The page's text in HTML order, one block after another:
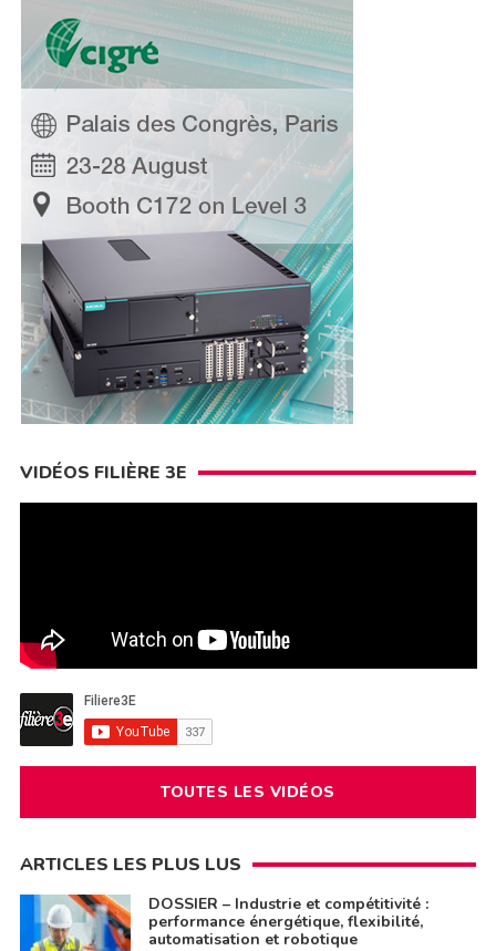
VIDÉOS FILIÈRE 3E
TOUTES LES VIDÉOS
ARTICLES LES PLUS LUS
DOSSIER – Industrie et compétitivité :
performance énergétique, flexibilité,
automatisation et robotique